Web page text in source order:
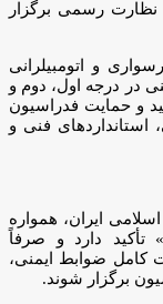
نظارت رسمی برگزار
و اتومبیلرانی
در درجه اول، دوم و
و حمایت فدراسیون
استاندارد‌های فنی و
ایران، همواره
دارد و صرفاً
کامل ضوابط ایمنی،
برگزار شوند.